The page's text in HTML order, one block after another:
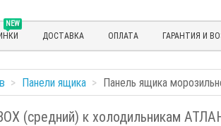
NEW
ДОСТАВКА ОПЛАТА ГАРАНТИЯ И
Панели ящика Панель ящика
(средний) к холодильникам